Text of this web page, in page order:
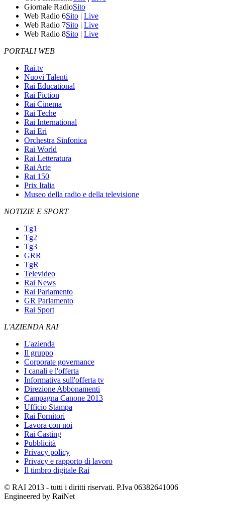
Giornale RadioSito
Web Radio 6Sito | Live
Web Radio 7Sito | Live
Web Radio 8Sito | Live
PORTALI WEB
Rai.tv
Nuovi Talenti
Rai Educational
Rai Fiction
Rai Cinema
Rai Teche
Rai International
Rai Eri
Orchestra Sinfonica
Rai World
Rai Letteratura
Rai Arte
Rai 150
Prix Italia
Museo della radio e della televisione
NOTIZIE E SPORT
Tg1
Tg2
Tg3
GRR
TgR
Televideo
Rai News
Rai Parlamento
GR Parlamento
Rai Sport
L'AZIENDA RAI
L'azienda
Il gruppo
Corporate governance
I canali e l'offerta
Informativa sull'offerta tv
Direzione Abbonamenti
Campagna Canone 2013
Ufficio Stampa
Rai Fornitori
Lavora con noi
Rai Casting
Pubblicità
Privacy policy
Privacy e rapporto di lavoro
Il timbro digitale Rai
© RAI 2013 - tutti i diritti riservati. P.Iva 06382641006
Engineered by RaiNet